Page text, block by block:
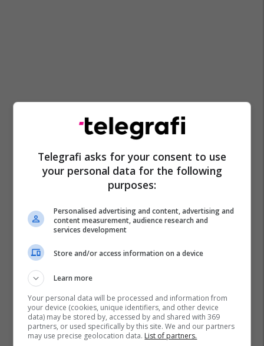
Telegrafi asks for your consent to use
your personal data for the following
purposes:
Personalised advertising and content, advertising and
content measurement, audience research and
services development
Store and/or access information on a device
Learn more
Your personal data will be processed and information from
your device (cookies, unique identifiers, and other device
data) may be stored by, accessed by and shared with 369
partners, or used specifically by this site. We and our partners
may use precise geolocation data. List of partners.